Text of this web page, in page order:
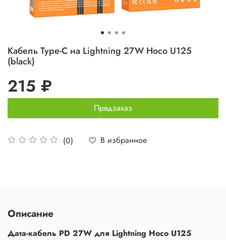
Кабель Type-C на Lightning 27W Hoco U125
(black)
(0) В избранное
215 ₽
Предзаказ
Описание
Дата-кабель PD 27W для Lightning Hoco U125